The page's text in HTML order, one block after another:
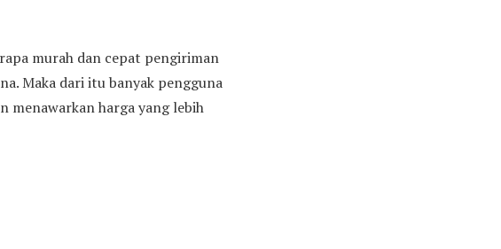
murah dan cepat pengiriman
Maka dari itu banyak pengguna
menawarkan harga yang lebih